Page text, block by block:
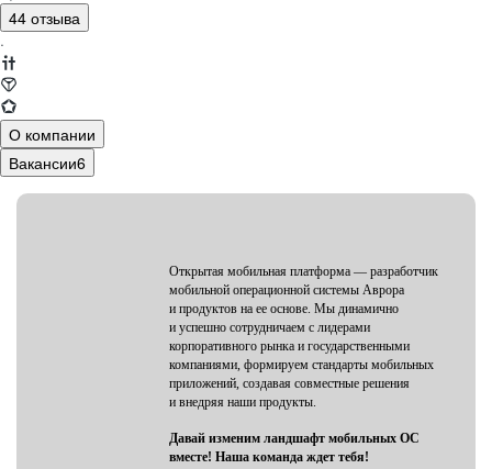
44 отзыва
·
О компании
Вакансии6
Открытая мобильная платформа — разработчик
мобильной операционной системы Аврора
и продуктов на ее основе. Мы динамично
и успешно сотрудничаем с лидерами
корпоративного рынка и государственными
компаниями, формируем стандарты мобильных
приложений, создавая совместные решения
и внедряя наши продукты.
Давай изменим ландшафт мобильных ОС
вместе! Наша команда ждет тебя!